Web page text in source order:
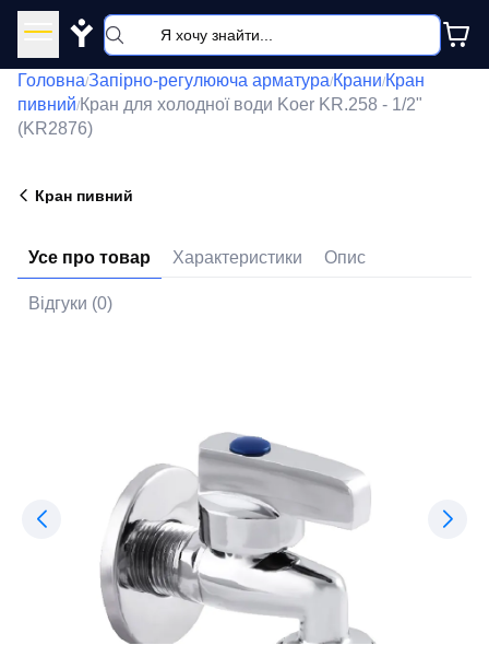
Y
Головна/Запірно-регулююча арматура/Крани/Кран
пивний/Кран для холодної води Koer KR.258 - 1/2"
(KR2876)
Кран пивний
Усе про товар Характеристики Опис
Відгуки (0)